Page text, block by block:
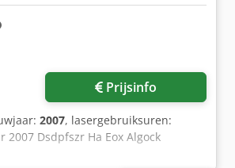
Prijsinfo
2007, lasergebruiksuren:
Dsdpfszr Ha Eox Algock